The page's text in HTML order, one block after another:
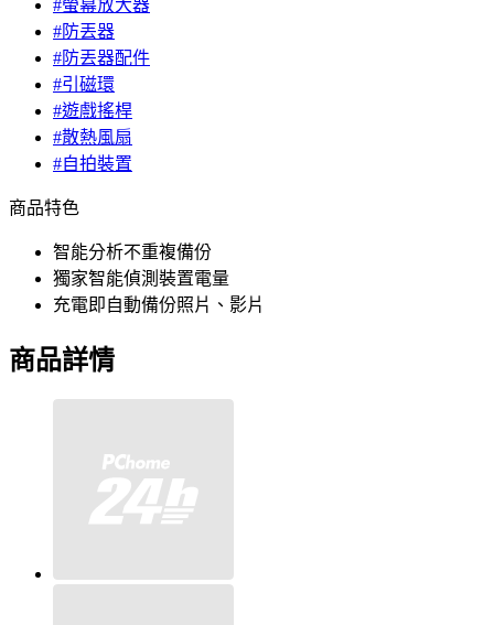
#螢幕放大器
#防丟器
#防丟器配件
#引磁環
#遊戲搖桿
#散熱風扇
#自拍裝置
商品特色
智能分析不重複備份
獨家智能偵測裝置電量
充電即自動備份照片、影片
商品詳情